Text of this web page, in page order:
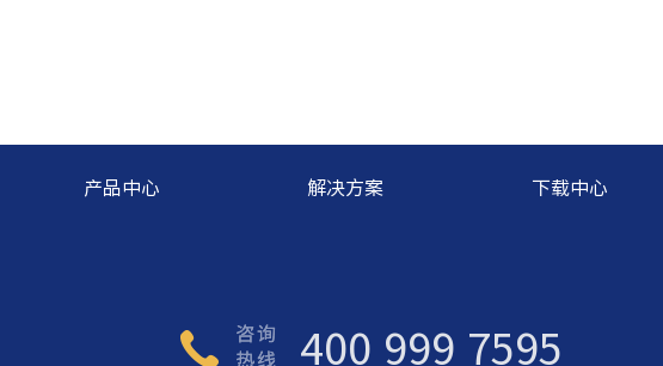
产品中心 解决方案 下载中心
400 999 7595